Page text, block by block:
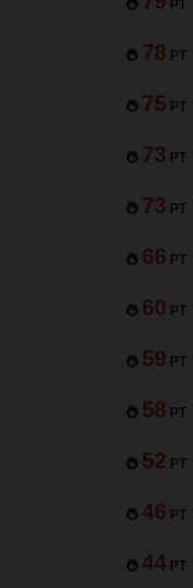
PT
78 PT
75 PT
73 PT
73 PT
66 PT
60 PT
59 PT
58 PT
52 PT
46 PT
44 PT